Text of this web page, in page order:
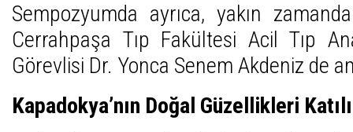
Sempozyumda ayrıca, yakın
Cerrahpaşa Tıp Fakültesi Acil Tıp
Görevlisi Dr. Yonca Senem Akdeniz de
Kapadokya’nın Doğal Güzellikleri